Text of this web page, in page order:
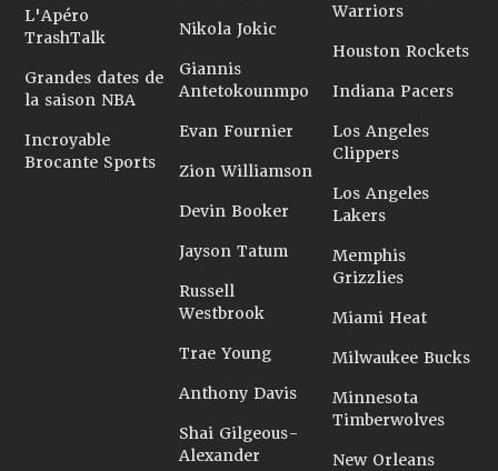
L'Apéro
TrashTalk
Grandes dates de
la saison NBA
Incroyable
Brocante Sports
Nikola Jokic
Giannis
Antetokounmpo
Evan Fournier
Zion Williamson
Devin Booker
Jayson Tatum
Russell
Westbrook
Trae Young
Anthony Davis
Shai Gilgeous-
Alexander
Warriors
Houston Rockets
Indiana Pacers
Los Angeles
Clippers
Los Angeles
Lakers
Memphis
Grizzlies
Miami Heat
Milwaukee Bucks
Minnesota
Timberwolves
New Orleans